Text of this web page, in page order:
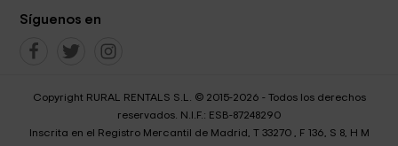
Síguenos en
Copyright RURAL RENTALS S.L. © 2015-2026 - Todos los derechos
reservados. N.I.F.: ESB-87248290
Inscrita en el Registro Mercantil de Madrid, T 33270 , F 136, S 8, H M